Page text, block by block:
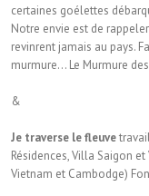
certaines goélettes
Notre envie est de
revinrent jamais au pays.
murmure… Le Murmure
&
Je traverse le fleuve
Résidences, Villa Saigon
Vietnam et Cambodge)